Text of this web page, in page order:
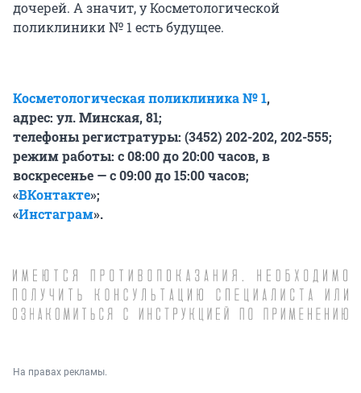
дочерей. А значит, у Косметологической
поликлиники № 1 есть будущее.
Косметологическая поликлиника № 1,
адрес: ул. Минская, 81;
телефоны регистратуры: (3452) 202-202, 202-555;
режим работы: с 08:00 до 20:00 часов, в
воскресенье — с 09:00 до 15:00 часов;
«ВКонтакте»;
«Инстаграм».
На правах рекламы.